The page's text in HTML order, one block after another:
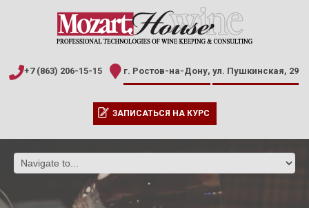
+7 (863) 206-15-15 г. Ростов-на-Дону, ул. Пушкинская, 29
ЗАПИСАТЬСЯ НА КУРС